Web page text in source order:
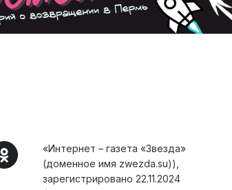
«Интернет – газета «Звезда»
(доменное имя zwezda.su)),
зарегистрировано 22.11.2024